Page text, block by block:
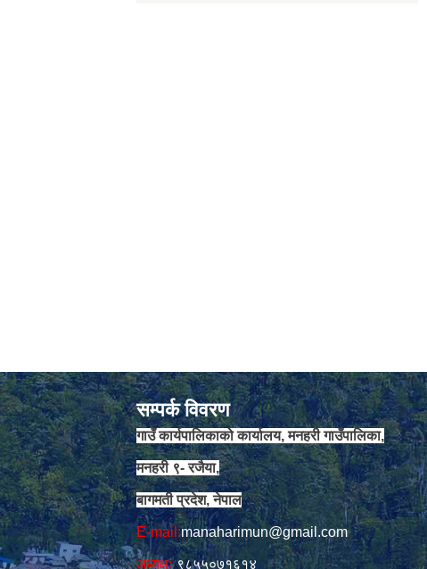
सम्पर्क विवरण
गाउँ कार्यपालिकाको कार्यालय, मनहरी गाउँपालिका,
मनहरी ९- रजैया,
बागमती प्रदेश, नेपाल
E-mail:manaharimun@gmail.com
अध्यक्षः९८५५०७१६१४